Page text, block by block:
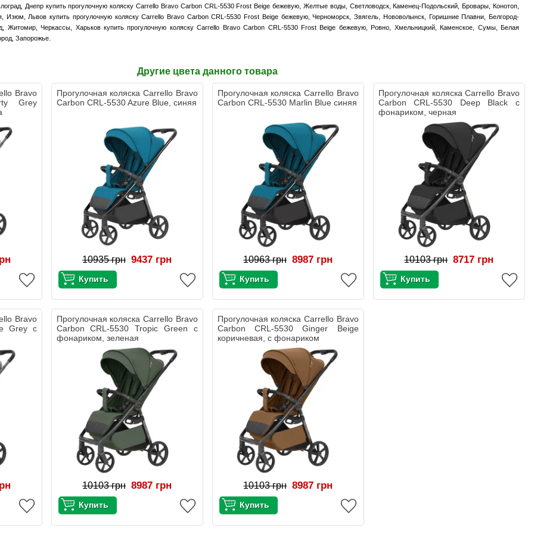
Днепр купить прогулочную коляску Carrello Bravo Carbon CRL-5530 Frost Beige бежевую, Желтые воды, Светловодск, Каменец-Подольский, Бровары, Конотоп,
Изюм, Львов купить прогулочную коляску Carrello Bravo Carbon CRL-5530 Frost Beige бежевую, Черноморск, Звягель, Нововолынск, Горишние Плавни, Белгород-
Житомир, Черкассы, Харьков купить прогулочную коляску Carrello Bravo Carbon CRL-5530 Frost Beige бежевую, Ровно, Хмельницкий, Каменское, Сумы, Белая
Запорожье.
Другие цвета данного товара
Bravo
Grey
Прогулочная коляска Carrello Bravo
Carbon CRL-5530 Azure Blue, синяя
10935 грн 9437 грн
Прогулочная коляска Carrello Bravo
Carbon CRL-5530 Marlin Blue синяя
10963 грн 8987 грн
Прогулочная коляска Carrello Bravo
Carbon CRL-5530 Deep Black с
фонариком, черная
10103 грн 8717 грн
Bravo
Grey с
Прогулочная коляска Carrello Bravo
Carbon CRL-5530 Tropic Green с
фонариком, зеленая
10103 грн 8987 грн
Прогулочная коляска Carrello Bravo
Carbon CRL-5530 Ginger Beige
коричневая, с фонариком
10103 грн 8987 грн